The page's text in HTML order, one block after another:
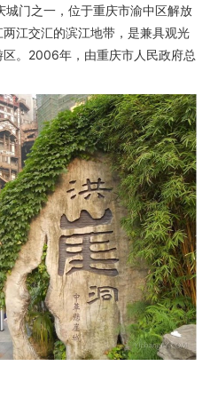
城门之一，位于重庆市渝中区解放
江交汇的滨江地带，是兼具观光
。2006年，由重庆市人民政府总